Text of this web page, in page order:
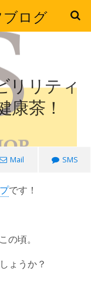
ログ
リリティ
康茶！
Mail SMS
です！
の頃。
ょうか？